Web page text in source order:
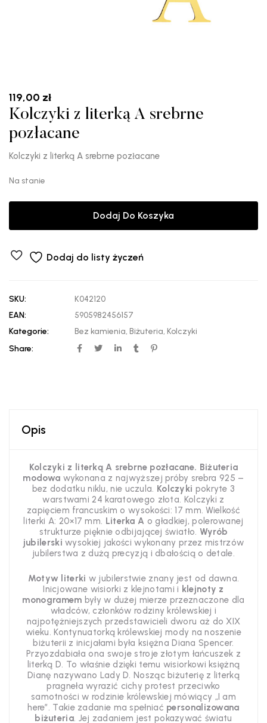
119,00 zł
Kolczyki z literką A srebrne
pozłacane
Kolczyki z literką A srebrne pozłacane
Na stanie
Dodaj Do Koszyka
Dodaj do listy życzeń
SKU:
K042120
EAN:
5905982456157
Kategorie:
Bez kamienia, Biżuteria, Kolczyki
Share:
Opis
Kolczyki z literką A srebrne pozłacane. Biżuteria
modowa wykonana z najwyższej próby srebra 925 –
bez dodatku niklu, nie uczula. Kolczyki pokryte 3
warstwami 24 karatowego złota. Kolczyki z
zapięciem francuskim o wysokości: 17 mm. Wielkość
literki A: 20×17 mm. Literka A o gładkiej, polerowanej
strukturze pięknie odbijającej światło. Wyrób
jubilerski wysokiej jakości wykonany przez mistrzów
jubilerstwa z dużą precyzją i dbałością o detale.
Motyw literki w jubilerstwie znany jest od dawna.
Inicjowane wisiorki z klejnotami i klejnoty z
monogramem były w dużej mierze przeznaczone dla
władców, członków rodziny królewskiej i
najpotężniejszych przedstawicieli dworu aż do XIX
wieku. Kontynuatorką królewskiej mody na noszenie
biżuterii z inicjałami była księżna Diana Spencer.
Przyozdabiała ona swoje stroje złotym łańcuszek z
literką D. To właśnie dzięki temu wisiorkowi księżną
Dianę nazywano Lady D. Nosząc biżuterię z literką
pragneła wyrazić cichy protest przeciwko
samotności w rodzinie królewskiej mówiący „I am
here”. Takie zadanie ma spełniać personalizowana
biżuteria. Jej zadaniem jest pokazywać światu